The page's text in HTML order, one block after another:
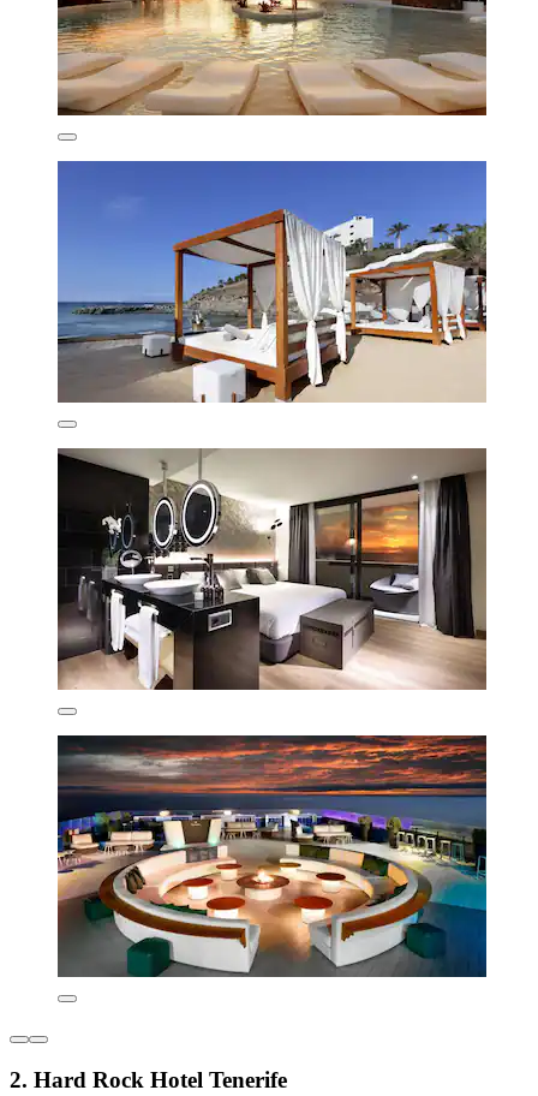
2. Hard Rock Hotel Tenerife